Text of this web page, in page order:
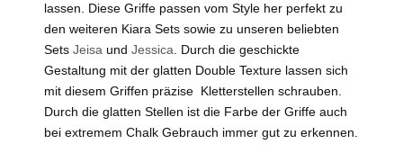
lassen. Diese Griffe passen vom Style her perfekt zu
den weiteren Kiara Sets sowie zu unseren beliebten
Sets Jeisaund Jessica. Durch die geschickte
Gestaltung mit der glatten Double Texture lassen sich
mit diesem Griffen präzise Kletterstellen schrauben.
Durch die glatten Stellen ist die Farbe der Griffe auch
bei extremem Chalk Gebrauch immer gut zu erkennen.